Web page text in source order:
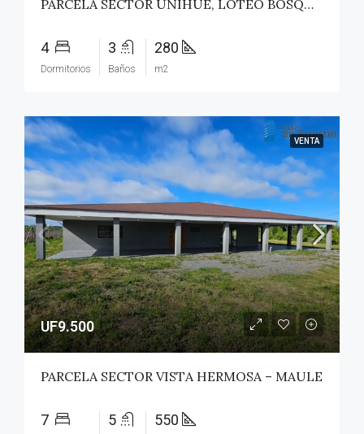
PARCELA SECTOR UNIHUE, LOTEO BOSQUES DEL VALLE – MAULE
4
Dormitorios
3
Baños
280
m2
VENTA
UF9.500
PARCELA SECTOR VISTA HERMOSA – MAULE
7 5 550